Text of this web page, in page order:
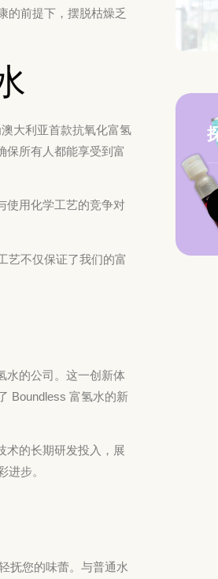
的前提下，摆脱枯燥乏
大利亚首款抗氧化富氢
保所有人都能享受到富
使用化学工艺的竞争对
艺不仅保证了我们的富
水的公司。这一创新体
Boundless 富氢水的新
术的长期研发投入，展
步。
抚您的味蕾。与普通水